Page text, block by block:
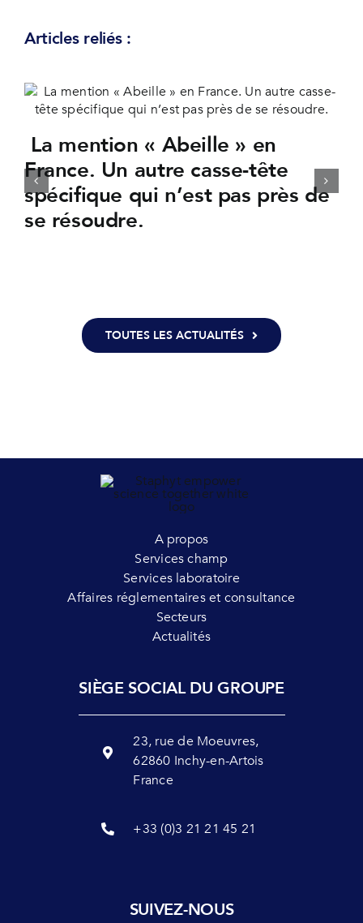
Articles reliés :
La mention « Abeille » en
France. Un autre casse-tête
spécifique qui n’est pas près de
se résoudre.
TOUTES LES ACTUALITÉS
A propos
Services champ
Services laboratoire
Affaires réglementaires et consultance
Secteurs
Actualités
SIÈGE SOCIAL DU GROUPE
23, rue de Moeuvres,
62860 Inchy-en-Artois
France
+33 (0)3 21 21 45 21
SUIVEZ-NOUS